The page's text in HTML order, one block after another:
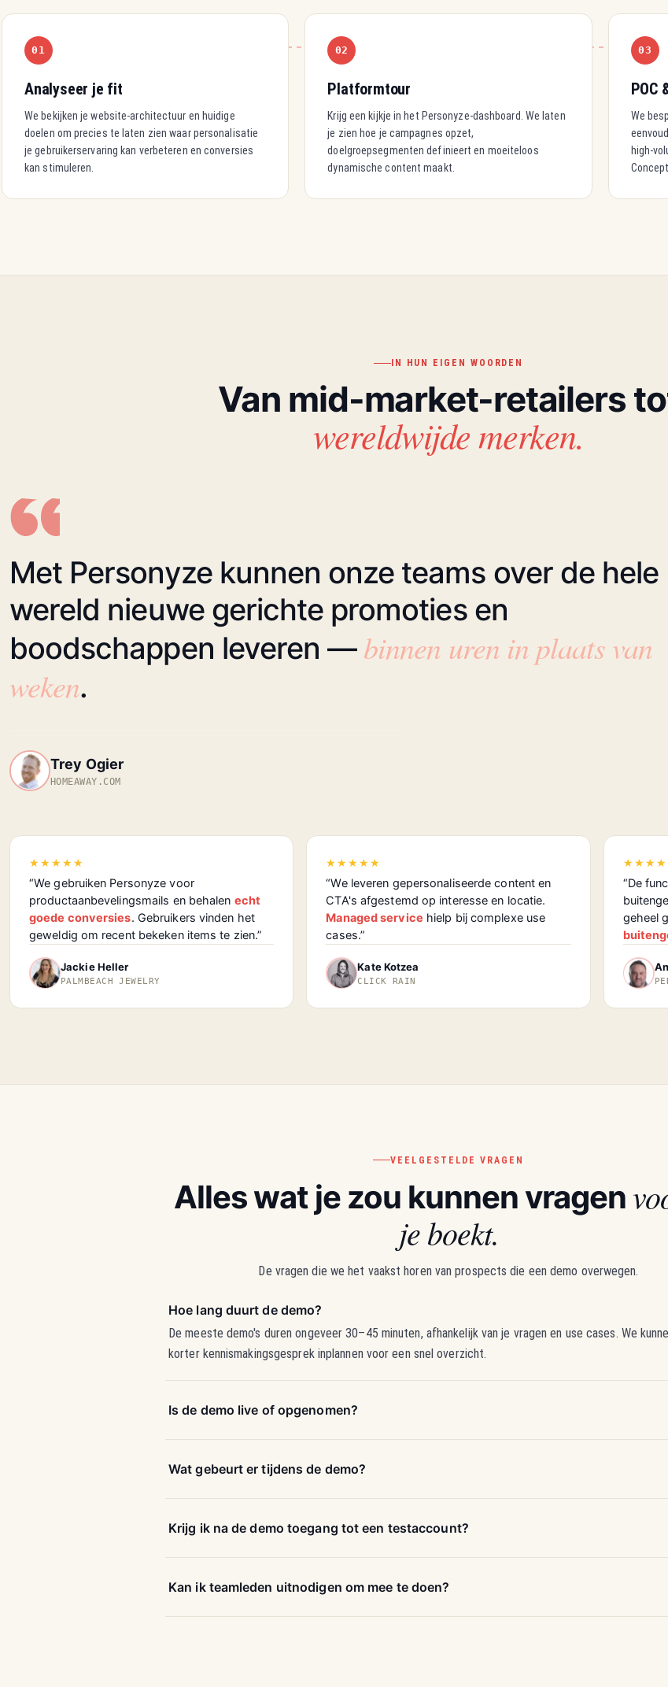
01
Analyseer je fit
We bekijken je website-architectuur en huidige
doelen om precies te laten zien waar personalisatie
je gebruikerservaring kan verbeteren en conversies
kan stimuleren.
02
Platformtour
Krijg een kijkje in het Personyze-dashboard. We laten
je zien hoe je campagnes opzet,
doelgroepsegmenten definieert en moeiteloos
dynamische content maakt.
03
POC
We
high-
IN HUN EIGEN WOORDEN
Van mid-market-retailers
wereldwijde merken.
Met Personyze kunnen onze teams over de hele
wereld nieuwe gerichte promoties en
boodschappen leveren —binnen uren in plaats van
weken.
Trey Ogier
HOMEAWAY.COM
★★★★★
“We gebruiken Personyze voor
productaanbevelingsmails en behalen echt
goede conversies. Gebruikers vinden het
geweldig om recent bekeken items te zien.”
Jackie Heller
PALMBEACH JEWELRY
★★★★★
“We leveren gepersonaliseerde content en
CTA's afgestemd op interesse en locatie.
Managed service hielp bij complexe use
cases.”
Kate Kotzea
CLICK RAIN
“De
geheel
VEELGESTELDE VRAGEN
Alles wat je zou kunnen vragen
je boekt.
De vragen die we het vaakst horen van prospects die een demo overwegen.
Hoe lang duurt de demo?
De meeste demo's duren ongeveer 30–45 minuten, afhankelijk van je vragen en use cases. We
korter kennismakingsgesprek inplannen voor een snel overzicht.
Is de demo live of opgenomen?
Wat gebeurt er tijdens de demo?
Krijg ik na de demo toegang tot een testaccount?
Kan ik teamleden uitnodigen om mee te doen?